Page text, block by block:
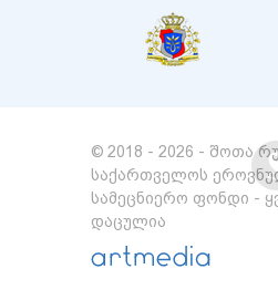
© 2018 - 2026 - შოთა
საქართველოს
სამეცნიერო ფონდი -
დაცულია